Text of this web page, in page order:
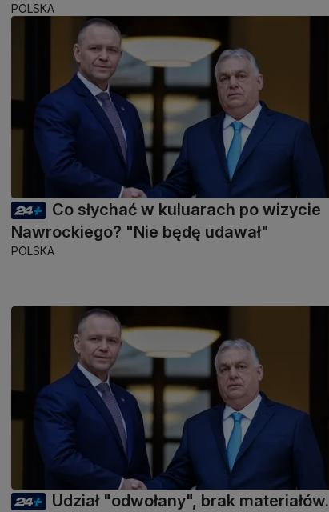
POLSKA
Co słychać w kuluarach po wizycie
Nawrockiego? "Nie będę udawał"
POLSKA
Udział "odwołany", brak materiałów.